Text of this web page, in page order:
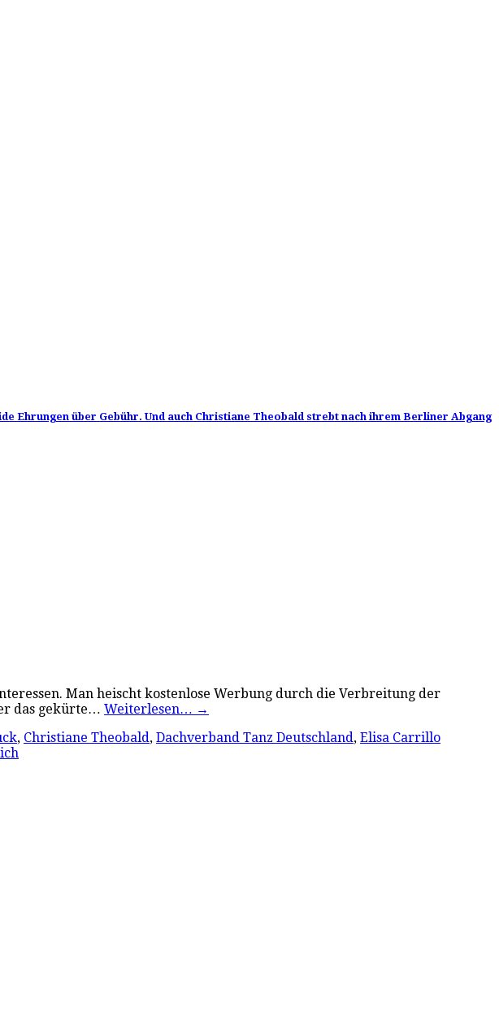
Ehrungen über Gebühr. Und auch Christiane Theobald strebt nach ihrem Berliner Abgang
Man heischt kostenlose Werbung durch die Verbreitung der
das gekürte… Weiterlesen… →
, Christiane Theobald, Dachverband Tanz Deutschland, Elisa Carrillo